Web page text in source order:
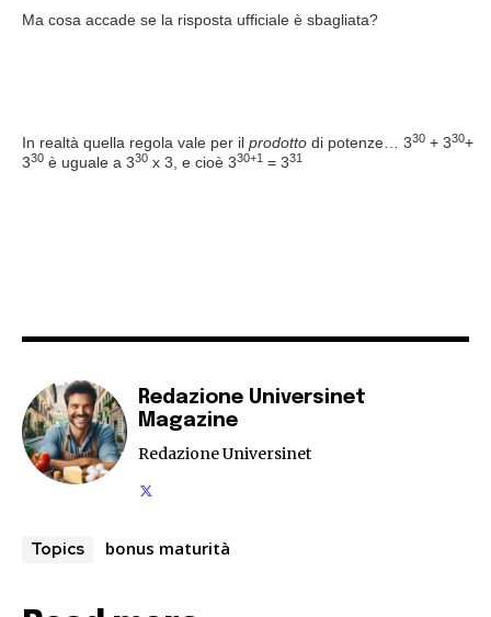
Ma cosa accade se la risposta ufficiale è sbagliata?
In realtà quella regola vale per il prodotto di potenze… 330 + 330+
330 è uguale a 330 x 3, e cioè 330+1 = 331
Redazione Universinet
Magazine
Redazione Universinet
Topics bonus maturità